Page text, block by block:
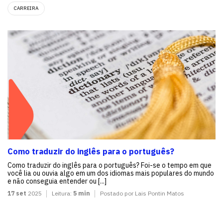
CARREIRA
Como traduzir do inglês para o português?
Como traduzir do inglês para o português? Foi-se o tempo em que
você lia ou ouvia algo em um dos idiomas mais populares do mundo
e não conseguia entender ou [...]
17 set 2025 Leitura: 5 min Postado por Lais Pontin Matos